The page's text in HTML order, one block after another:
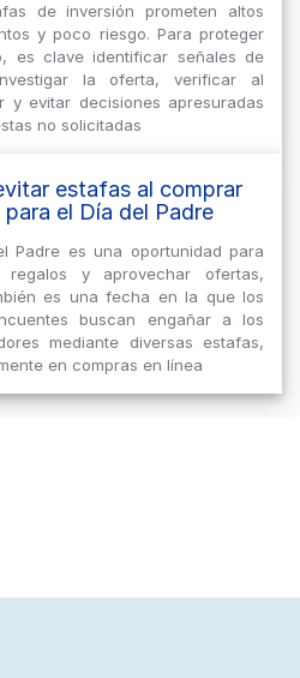
de inversión prometen altos
y poco riesgo. Para proteger
es clave identificar señales de
la oferta, verificar al
y evitar decisiones apresuradas
no solicitadas
estafas al comprar
para el Día del Padre
Padre es una oportunidad para
regalos y aprovechar ofertas,
es una fecha en la que los
buscan engañar a los
mediante diversas estafas,
en compras en línea